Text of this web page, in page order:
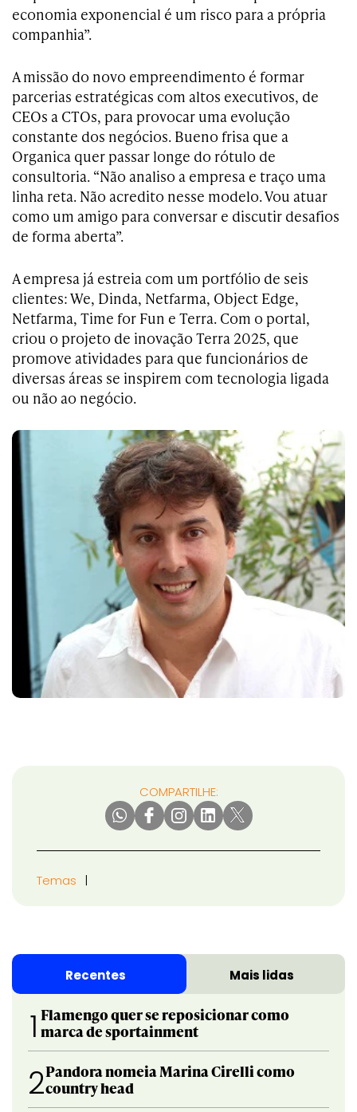
economia exponencial é um risco para a própria
companhia”.
A missão do novo empreendimento é formar
parcerias estratégicas com altos executivos, de
CEOs a CTOs, para provocar uma evolução
constante dos negócios. Bueno frisa que a
Organica quer passar longe do rótulo de
consultoria. “Não analiso a empresa e traço uma
linha reta. Não acredito nesse modelo. Vou atuar
como um amigo para conversar e discutir desafios
de forma aberta”.
A empresa já estreia com um portfólio de seis
clientes: We, Dinda, Netfarma, Object Edge,
Netfarma, Time for Fun e Terra. Com o portal,
criou o projeto de inovação Terra 2025, que
promove atividades para que funcionários de
diversas áreas se inspirem com tecnologia ligada
ou não ao negócio.
COMPARTILHE:
Temas
Recentes Mais lidas
1 Flamengo quer se reposicionar como
marca de sportainment
2Pandora nomeia Marina Cirelli como
country head